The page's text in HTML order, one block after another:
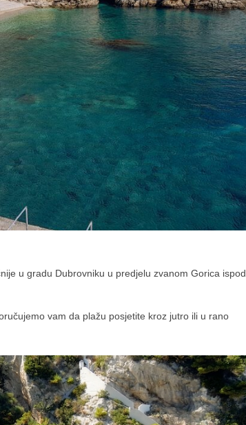
u gradu Dubrovniku u predjelu zvanom Gorica ispod
vam da plažu posjetite kroz jutro ili u rano